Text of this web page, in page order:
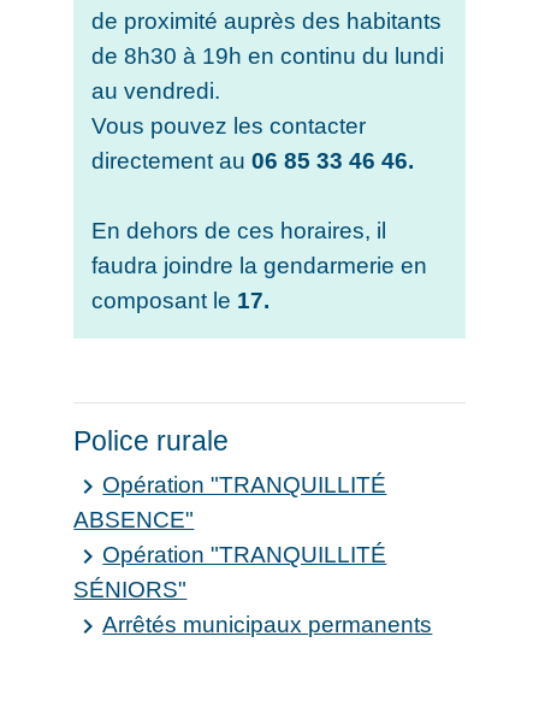
de proximité auprès des habitants
de 8h30 à 19h en continu du lundi
au vendredi.
Vous pouvez les contacter
directement au06 85 33 46 46.
En dehors de ces horaires, il
faudra joindre la gendarmerie en
composant le 17.
Police rurale
keyboard_arrow_rightOpération "TRANQUILLITÉ
ABSENCE"
keyboard_arrow_rightOpération "TRANQUILLITÉ
SÉNIORS"
keyboard_arrow_rightArrêtés municipaux permanents